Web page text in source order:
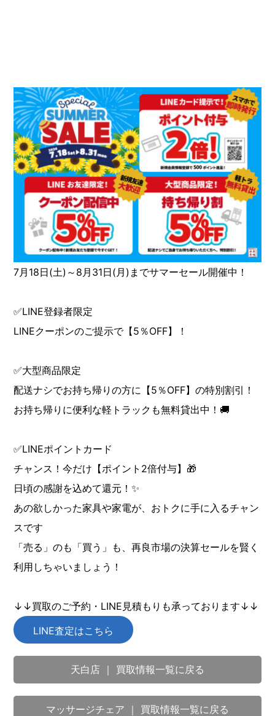
7月18日(土)～8月31日(月)までサマーセール開催中！
✅LINE登録者限定
LINEクーポンのご提示で【5％OFF】！
✅大型商品限定
配送ナシでお持ち帰りの方に【5％OFF】の特別割引！
お持ち帰りに便利な軽トラックも無料貸出中！🚚
✅LINEポイントカード
チャンス！今だけ【ポイント2倍付与】🎁
日頃の感謝を込めて還元！✨
あの欲しかった家具や家電が、おトクに手に入るチャン
スです
「売る」のも「買う」も、再良市場の決算セールを賢く
利用しちゃいましょう！
↓↓買取のご予約・LINE見積もりも承っております↓↓
LINE査定はこちら
天白店 ｜ 買取情報一覧に戻る
マッサージチェア ｜ 買取情報一覧に戻る